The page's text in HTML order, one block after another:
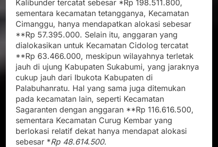
Kalibunder tercatat sebesar *Rp 198.511.800,
sementara kecamatan tetangganya, Kecamatan
Cimanggu, hanya mendapatkan alokasi sebesar
**Rp 57.395.000. Selain itu, anggaran yang
dialokasikan untuk Kecamatan Cidolog tercatat
**Rp 63.466.000, meskipun wilayahnya terletak
jauh di ujung Kabupaten Sukabumi, yang jaraknya
cukup jauh dari Ibukota Kabupaten di
Palabuhanratu. Hal yang sama juga ditemukan
pada kecamatan lain, seperti Kecamatan
Sagaranten dengan anggaran **Rp 116.616.500,
sementara Kecamatan Curug Kembar yang
berlokasi relatif dekat hanya mendapat alokasi
sebesar *Rp 48.614.500.